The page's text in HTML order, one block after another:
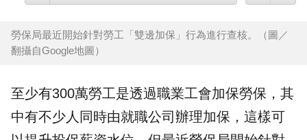
勞保局最近開始針對勞工「雙邊加保」行為進行查核。（圖／
翻攝自Google地圖）
至少有300萬勞工是透過職業工會加保勞保 ，其
中有不少人同時由就職公司辦理加保，這樣可